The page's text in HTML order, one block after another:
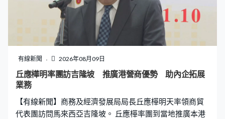
有線新聞 2026年08月09日
丘應樺明率團訪吉隆坡 推廣港營商優勢 助內企拓展
業務
【有線新聞】商務及經濟發展局局長丘應樺明天率領商貿
代表團訪問馬來西亞吉隆坡。 丘應樺率團到當地推廣本港